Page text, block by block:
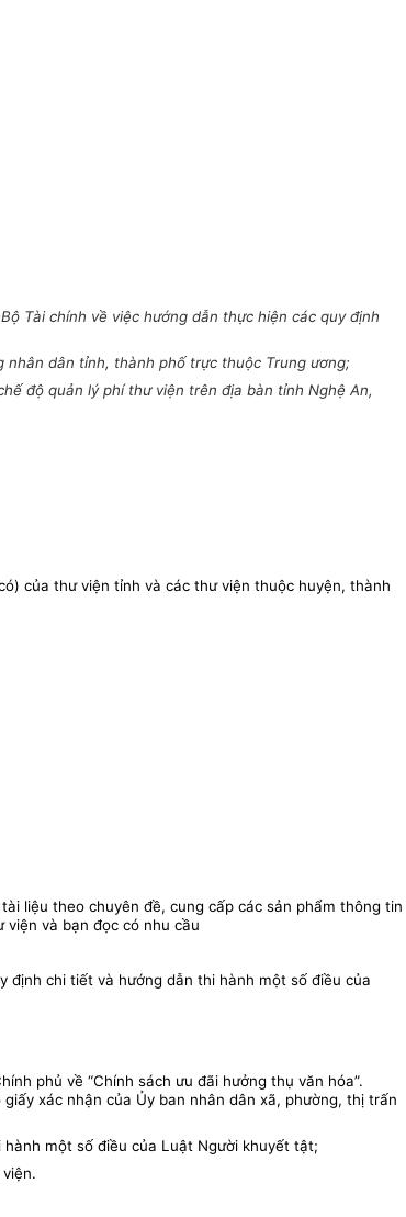
Tài chính về việc hướng dẫn thực hiện các quy định
nhân dân tỉnh, thành phố trực thuộc Trung ương;
độ quản lý phí thư viện trên địa bàn tỉnh Nghệ An,
của thư viện tỉnh và các thư viện thuộc huyện, thành
liệu theo chuyên đề, cung cấp các sản phẩm thông tin
và bạn đọc có nhu cầu
định chi tiết và hướng dẫn thi hành một số điều của
phủ về “Chính sách ưu đãi hưởng thụ văn hóa”.
xác nhận của Ủy ban nhân dân xã, phường, thị trấn
một số điều của Luật Người khuyết tật;